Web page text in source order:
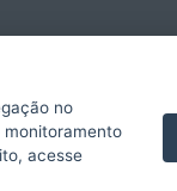
no
acesse